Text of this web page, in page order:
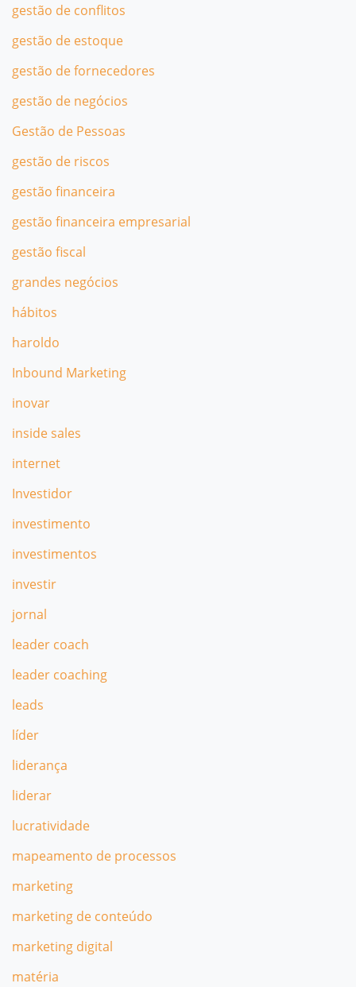
gestão de conflitos
gestão de estoque
gestão de fornecedores
gestão de negócios
Gestão de Pessoas
gestão de riscos
gestão financeira
gestão financeira empresarial
gestão fiscal
grandes negócios
hábitos
haroldo
Inbound Marketing
inovar
inside sales
internet
Investidor
investimento
investimentos
investir
jornal
leader coach
leader coaching
leads
líder
liderança
liderar
lucratividade
mapeamento de processos
marketing
marketing de conteúdo
marketing digital
matéria